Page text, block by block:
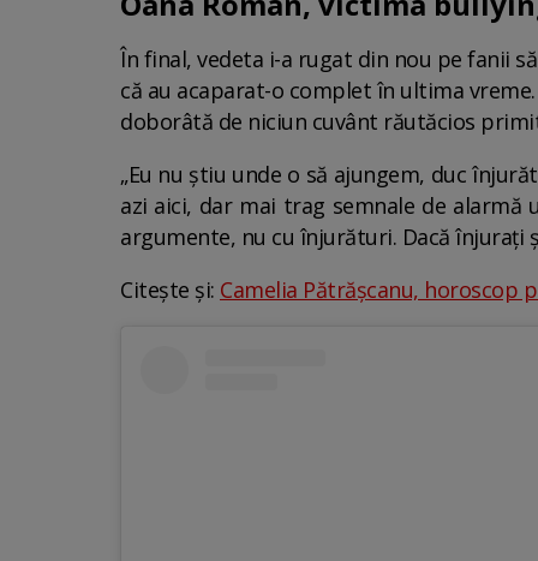
În final, vedeta i-a rugat din nou pe fanii
că au acaparat-o complet în ultima
doborâtă de niciun cuvânt răutăcios
„Eu nu știu unde o să ajungem, duc
azi aici, dar mai trag semnale de alarmă
argumente, nu cu înjurături. Dacă înjurați
Citește și: Camelia Pătrășcanu, horoscop